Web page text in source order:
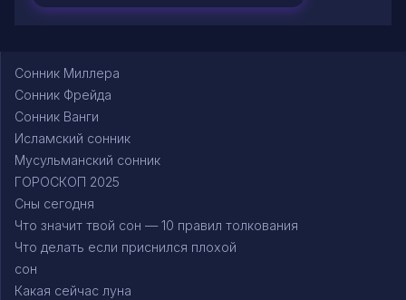
Сонник Миллера
Сонник Фрейда
Сонник Ванги
Исламский сонник
Мусульманский сонник
ГОРОСКОП 2025
Сны сегодня
Что значит твой сон — 10 правил толкования
Что делать если приснился плохой
сон
Какая сейчас луна